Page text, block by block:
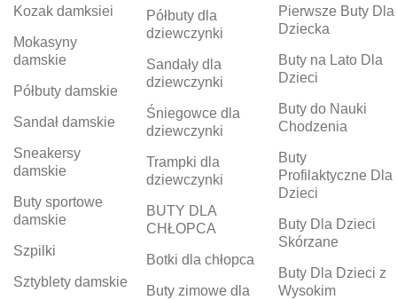
Kozak damksiei
Mokasyny
damskie
Półbuty damskie
Sandał damskie
Sneakersy
damskie
Buty sportowe
damskie
Szpilki
Sztyblety damskie
Półbuty dla
dziewczynki
Sandały dla
dziewczynki
Śniegowce dla
dziewczynki
Trampki dla
dziewczynki
BUTY DLA
CHŁOPCA
Botki dla chłopca
Buty zimowe dla
Pierwsze Buty Dla
Dziecka
Buty na Lato Dla
Dzieci
Buty do Nauki
Chodzenia
Buty
Profilaktyczne Dla
Dzieci
Buty Dla Dzieci
Skórzane
Buty Dla Dzieci z
Wysokim